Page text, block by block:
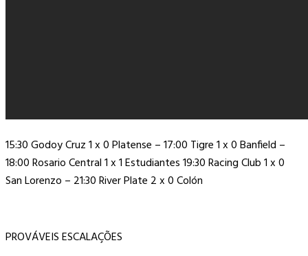
15:30 Godoy Cruz 1 x 0 Platense – 17:00 Tigre 1 x 0 Banfield –
18:00 Rosario Central 1 x 1 Estudiantes 19:30 Racing Club 1 x 0
San Lorenzo – 21:30 River Plate 2 x 0 Colón
PROVÁVEIS ESCALAÇÕES